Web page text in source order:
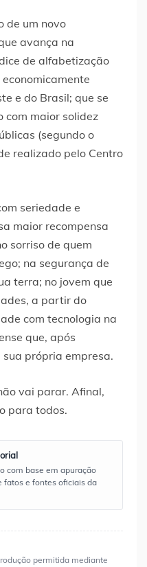
de um novo
avança na
de alfabetização
e do Brasil; que se
com maior solidez
(segundo o
realizado pelo Centro
seriedade e
maior recompensa
sorriso de quem
na segurança de
terra; no jovem que
a partir do
com tecnologia na
que, após
própria empresa.
vai parar. Afinal,
para todos.
com base em apuração
fatos e fontes oficiais da
permitida mediante